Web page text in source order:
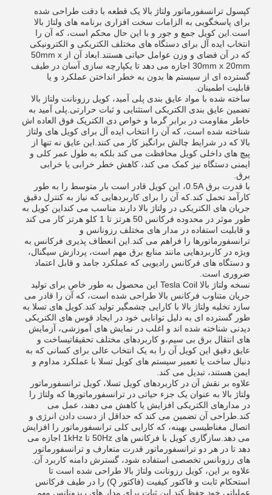
کپسول ترانسفورماتور ولتاژ بالا یک قطعه با دقت طراحی شده
برای پاسخگویی به الزامات سخت افزاری برنامه های ولتاژ بالا
است.این کویل جمع و جور و با این حال محکم است، که آن را
انتخاب ایده آل برای دستگاه های مختلف الکتریکی و الکترونیکی
که در آن فضای و وزن عوامل حیاتی هستند.ابعاد آن از 50mm x
30mm x 20mm اجازه می دهد تا یکپارچه سازی آسان در طیف
گسترده ای از سیستم ها بدون به خطر انداختن عملکرد و یا
قابلیت اطمینان.
ساخته شده با مواد عایق بندی پلی آمید، کویل رزونانت ولتاژ بالا
تضمین عایق بندی الکتریکی استثنایی و ثبات حرارتی.پلی آمید به
خاطر مقاومت در برابر گرما و خواص دی الکتریک فوق العاده اش
شناخته شده است، که آن را انتخاب ایده آل برای کویل های ولتاژ
بالا که در شرایط چالش برانگیز کار می کنند.این عایق نه تنها از
پیچ های داخلی کویل محافظت می کند بلکه به طول عمر کلی و
ایمنی دستگاه نیز کمک می کند، کاهش خطر خرابی یا خرابی
برق.
با قدرت برق 0.5A، این کویل قادر است بار متوسط را به طور
کارآمد تحمل کند.که آن را برای کاربردهایی که نیاز به کنترل دقیق
جریان های الکتریکی در ولتاژ بالا دارند مناسب می کنداین کویل به
طور موثر در محدوده فرکانس 50 هرتز تا 1 کلو هرتز کار می کند
و قابلیت استفاده در مدار های مختلف رزونانس و
ترانسفورماتورها را فراهم می کند.این انعطاف پذیری فرکانس به
ویژه در کاربردهایی مانند منابع برق مهم است، پردازش سیگنال،
و دستگاه های فرکانس رادیویی که عملکرد جامد و قابل اعتماد
ضروری است.
نسخه ولتاژ بالا Tesla Coil این محصول به طور خاص برای تولید
جریان متناوب فرکانس بالا طراحی شده است، که آن را قادر می
سازد تخلیه ولتاژ بالا با کارایی چشمگیر تولید کند.کویل های تسلا به
طور گسترده ای به دلیل توانایی خود در ایجاد قوس های الکتریکی
دیدنی شناخته شده اند و اغلب در نمایش های آموزشی، آزمایش
های انتقال برق بی سیم،و کاربردهای مختلف تحقیقاتیساخت و
عایق دقیق این کویل آن را به یک انتخاب عالی برای کسانی که به
دنبال ساخت یا تعمیر سیستم های کویل تسلا با عملکرد مداوم و
ایمن هستند، تبدیل می کند.
علاوه بر نقش آن در کاربردهای کویل تسلا، کویل ترانسفورماتور
ولتاژ بالا به عنوان یک جزء حیاتی در ترانسفورماتورها که ولتاژ را
در مدارهای الکتریکی افزایش یا کاهش می دهند، عمل می
کند.طراحی آن تضمین می کند که حداقل از دست دادن انرژی و
اتصال مغناطیسی بهینه، که کارایی کلی ترانسفورماتور را افزایش
می دهد.سازگاری کویل با فرکانس های 50Hz تا 1kHz اجازه می
دهد تا در هر دو ترانسفورماتور قدرت متعارف و ترانسفورماتور
های رزونانس تخصصی استفاده شود، گسترش دامنه کاربرد آن.
علاوه بر این، کویل رزونانت ولتاژ بالا طراحی شده است تا
استحکام ثابت و فاکتور کیفیت (فاکتور Q) را در طیف فرکانس
عملیاتی خود حفظ کند.اين ثبات براي مدار هاي ريزونانس مهم